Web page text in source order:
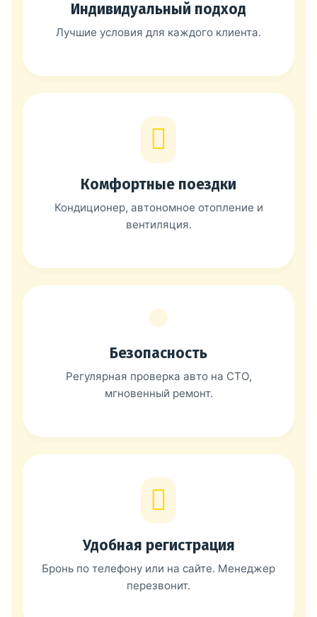
Индивидуальный подход
Лучшие условия для каждого клиента.
Комфортные поездки
Кондиционер, автономное отопление и
вентиляция.
Безопасность
Регулярная проверка авто на СТО,
мгновенный ремонт.
Удобная регистрация
Бронь по телефону или на сайте. Менеджер
перезвонит.